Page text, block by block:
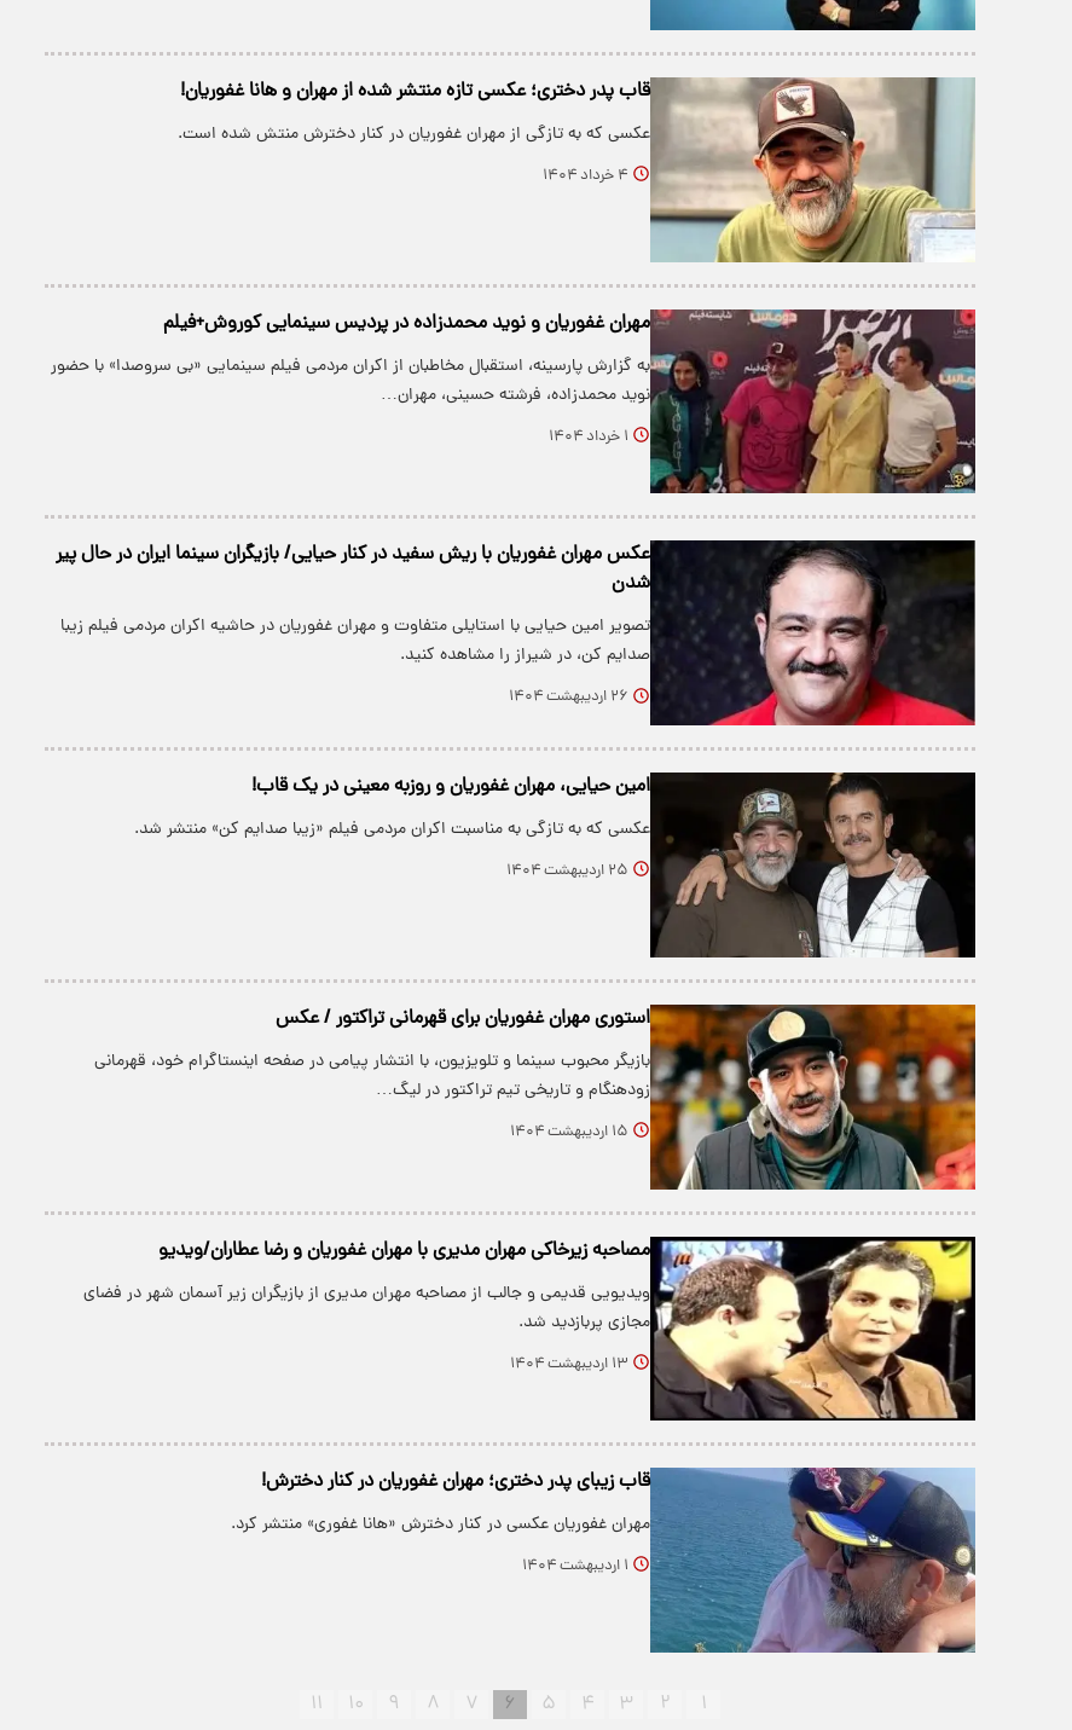
قاب پدر دختری؛ عکسی تازه منتشر شده از مهران و هانا غفوریان!
عکسی که به تازگی از مهران غفوریان در کنار دخترش منتش شده است.
۴ خرداد ۱۴۰۴
مهران غفوریان و نوید محمدزاده در پردیس سینمایی کوروش+فیلم
به گزارش پارسینه، استقبال مخاطبان از اکران مردمی فیلم سینمایی «بی سروصدا» با حضور
نوید محمدزاده، فرشته حسینی، مهران…
۱ خرداد ۱۴۰۴
عکس مهران غفوریان با ریش سفید در کنار حیایی/ بازیگران سینما ایران در حال پیر
شدن
تصویر امین حیایی با استایلی متفاوت و مهران غفوریان در حاشیه اکران مردمی فیلم زیبا
صدایم کن، در شیراز را مشاهده کنید.
۲۶ اردیبهشت ۱۴۰۴
امین حیایی، مهران غفوریان و روزبه معینی در یک قاب!
عکسی که به تازگی به مناسبت اکران مردمی فیلم «زیبا صدایم کن» منتشر شد.
۲۵ اردیبهشت ۱۴۰۴
استوری مهران غفوریان برای قهرمانی تراکتور / عکس
بازیگر محبوب سینما و تلویزیون، با انتشار پیامی در صفحه اینستاگرام خود، قهرمانی
زودهنگام و تاریخی تیم تراکتور در لیگ…
۱۵ اردیبهشت ۱۴۰۴
مصاحبه زیرخاکی مهران مدیری با مهران غفوریان و رضا عطاران/ویدیو
ویدیویی قدیمی و جالب از مصاحبه مهران مدیری از بازیگران زیر آسمان شهر در فضای
مجازی پربازدید شد.
۱۳ اردیبهشت ۱۴۰۴
قاب زیبای پدر دختری؛ مهران غفوریان در کنار دخترش!
مهران غفوریان عکسی در کنار دخترش «هانا غفوری» منتشر کرد.
۱ اردیبهشت ۱۴۰۴
۱ ۲ ۳ ۴ ۵ ۶ ۷ ۸ ۹ ۱۰ ۱۱